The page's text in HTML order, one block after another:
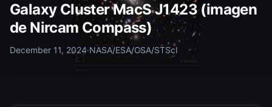
Galaxy Cluster MacS J1423 (imagen
de Nircam Compass)
December 11, 2024·NASA/ESA/CSA/STScI